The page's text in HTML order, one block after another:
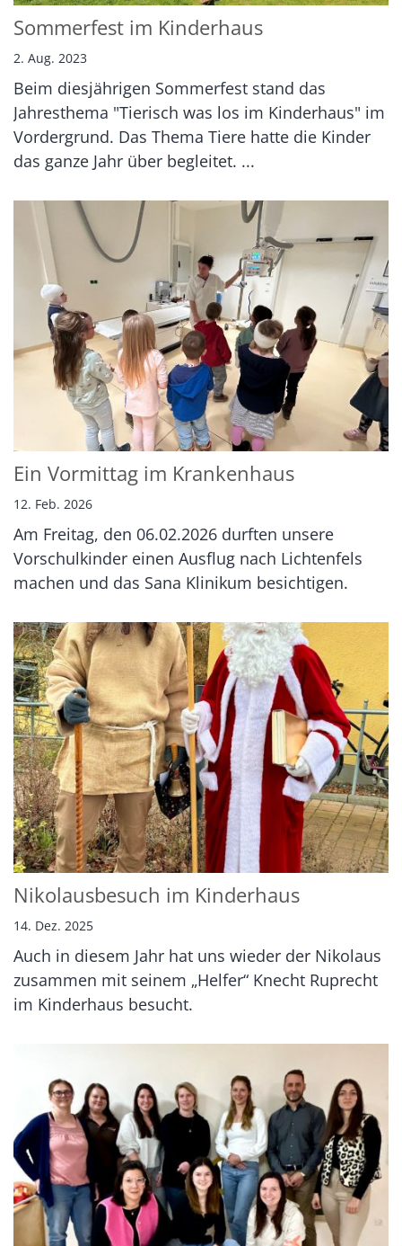
Sommerfest im Kinderhaus
2. Aug. 2023
Beim diesjährigen Sommerfest stand das
Jahresthema "Tierisch was los im Kinderhaus" im
Vordergrund. Das Thema Tiere hatte die Kinder
das ganze Jahr über begleitet. ...
Ein Vormittag im Krankenhaus
12. Feb. 2026
Am Freitag, den 06.02.2026 durften unsere
Vorschulkinder einen Ausflug nach Lichtenfels
machen und das Sana Klinikum besichtigen.
Nikolausbesuch im Kinderhaus
14. Dez. 2025
Auch in diesem Jahr hat uns wieder der Nikolaus
zusammen mit seinem „Helfer“ Knecht Ruprecht
im Kinderhaus besucht.